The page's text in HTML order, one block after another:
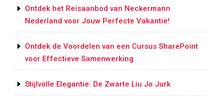
Ontdek het Reisaanbod van Neckermann
Nederland voor Jouw Perfecte Vakantie!
Ontdek de Voordelen van een Cursus SharePoint
voor Effectieve Samenwerking
Stijlvolle Elegantie: De Zwarte Liu Jo Jurk